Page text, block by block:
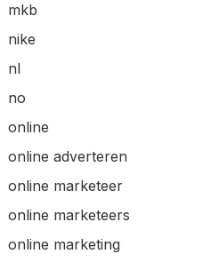
mkb
nike
nl
no
online
online adverteren
online marketeer
online marketeers
online marketing